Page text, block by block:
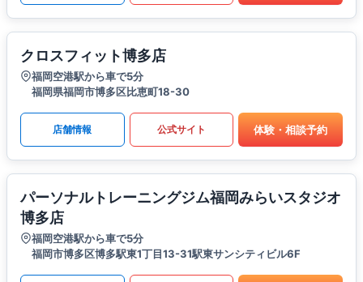
クロスフィット博多店
福岡空港駅から車で5分
福岡県福岡市博多区比恵町18-30
店舗情報 公式サイト 体験・相談予約
パーソナルトレーニングジム福岡みらいスタジオ
博多店
福岡空港駅から車で5分
福岡市博多区博多駅東1丁目13-31駅東サンシティビル6F